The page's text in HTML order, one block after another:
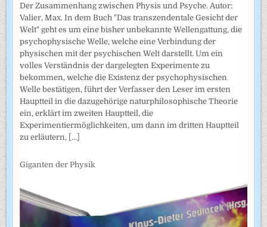
Der Zusammenhang zwischen Physis und Psyche. Autor:
Valier, Max. In dem Buch "Das transzendentale Gesicht der
Welt" geht es um eine bisher unbekannte Wellengattung, die
psychophysische Welle, welche eine Verbindung der
physischen mit der psychischen Welt darstellt. Um ein
volles Verständnis der dargelegten Experimente zu
bekommen, welche die Existenz der psychophysischen
Welle bestätigen, führt der Verfasser den Leser im ersten
Hauptteil in die dazugehörige naturphilosophische Theorie
ein, erklärt im zweiten Hauptteil, die
Experimentiermöglichkeiten, um dann im dritten Hauptteil
zu erläutern, [...]
Giganten der Physik